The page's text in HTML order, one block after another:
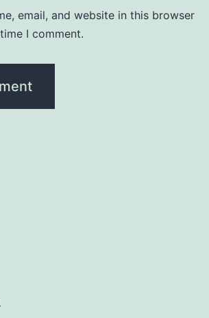
email, and website in this browser
I comment.